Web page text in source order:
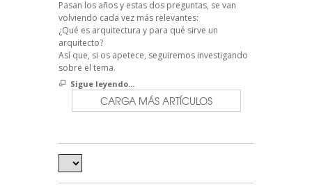
Pasan los años y estas dos preguntas, se van
volviendo cada vez más relevantes:
¿Qué es arquitectura y para qué sirve un
arquitecto?
Así que, si os apetece, seguiremos investigando
sobre el tema.
Sigue leyendo...
CARGA MÁS ARTÍCULOS